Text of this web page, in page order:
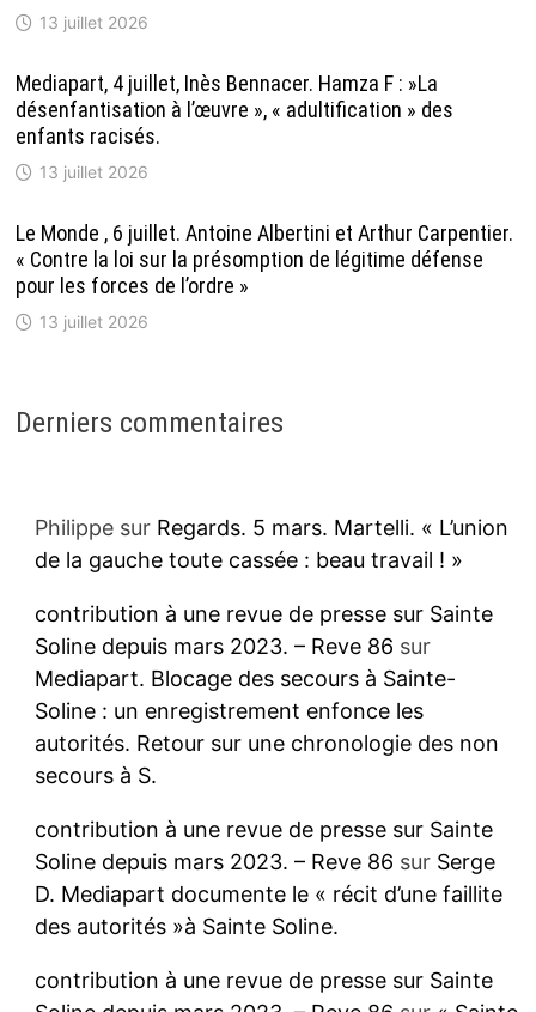
13 juillet 2026
Mediapart, 4 juillet, Inès Bennacer. Hamza F : »La
désenfantisation à l’œuvre », « adultification » des
enfants racisés.
13 juillet 2026
Le Monde , 6 juillet. Antoine Albertini et Arthur Carpentier.
« Contre la loi sur la présomption de légitime défense
pour les forces de l’ordre »
13 juillet 2026
Derniers commentaires
Philippesur Regards. 5 mars. Martelli. « L’union
de la gauche toute cassée : beau travail ! »
contribution à une revue de presse sur Sainte
Soline depuis mars 2023. – Reve 86 sur
Mediapart. Blocage des secours à Sainte-
Soline : un enregistrement enfonce les
autorités. Retour sur une chronologie des non
secours à S.
contribution à une revue de presse sur Sainte
Soline depuis mars 2023. – Reve 86 sur Serge
D. Mediapart documente le « récit d’une faillite
des autorités »à Sainte Soline.
contribution à une revue de presse sur Sainte